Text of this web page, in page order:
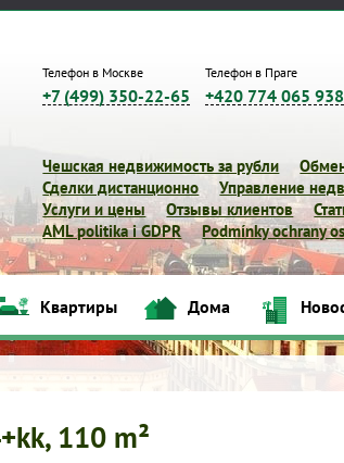
Телефон в Москве
+7 (499) 350-22-65
Телефон в Праге
+420 774 065 938
Чешская недвижимость за рубли
Сделки дистанционно
Управление
Услуги и цены
Отзывы клиентов
AML politika i GDPR
Podmínky ochrany
Квартиры
Квартиры Дома
110 m²